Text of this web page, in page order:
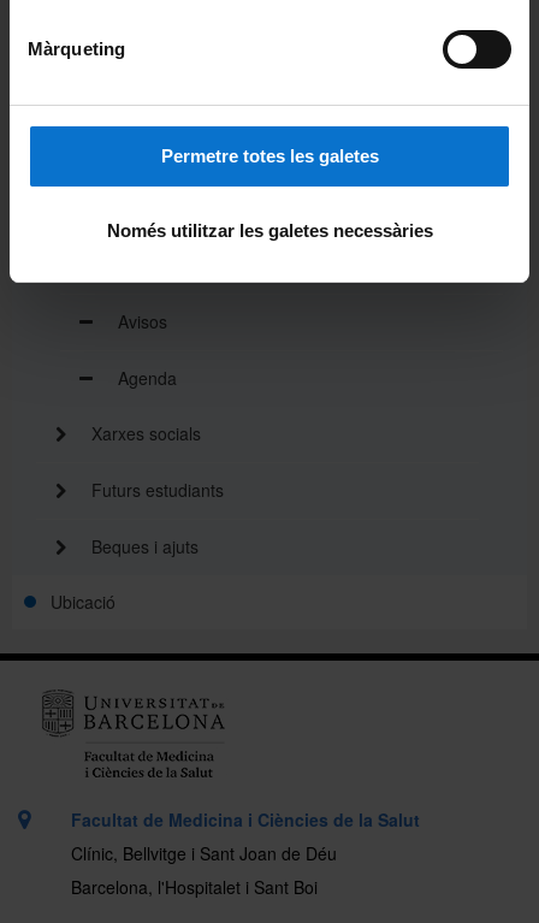
Màrqueting
Permetre totes les galetes
Només utilitzar les galetes necessàries
Funcionament Intern
Activitat de la Facultat
Avisos
Agenda
Xarxes socials
Futurs estudiants
Beques i ajuts
Ubicació
Facultat de Medicina i Ciències de la Salut
Clínic, Bellvitge i Sant Joan de Déu
Barcelona, l'Hospitalet i Sant Boi